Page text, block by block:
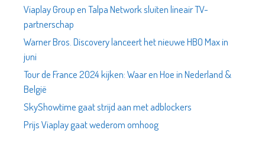
Viaplay Group en Talpa Network sluiten lineair TV-
partnerschap
Warner Bros. Discovery lanceert het nieuwe HBO Max in
juni
Tour de France 2024 kijken: Waar en Hoe in Nederland &
België
SkyShowtime gaat strijd aan met adblockers
Prijs Viaplay gaat wederom omhoog